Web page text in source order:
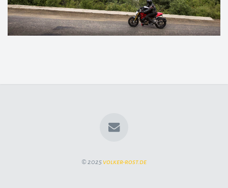
© 2025 volker-rost.de